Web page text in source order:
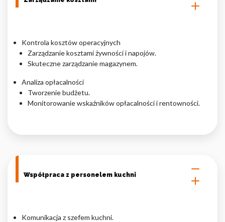
Kontrola kosztów operacyjnych
Zarządzanie kosztami żywności i napojów.
Skuteczne zarządzanie magazynem.
Analiza opłacalności
Tworzenie budżetu.
Monitorowanie wskaźników opłacalności i rentowności.
Współpraca z personelem kuchni
Komunikacja z szefem kuchni.